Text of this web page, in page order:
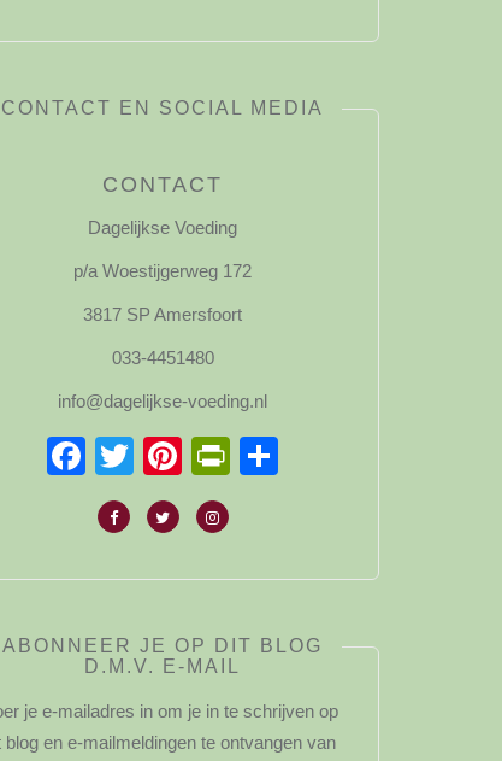
CONTACT EN SOCIAL MEDIA
CONTACT
Dagelijkse Voeding
p/a Woestijgerweg 172
3817 SP Amersfoort
033-4451480
info@dagelijkse-voeding.nl
Facebook
TwitterPinterest
PrintFriendly
ABONNEER JE OP DIT BLOG
D.M.V. E-MAIL
je e-mailadres in om je in te schrijven op
blog en e-mailmeldingen te ontvangen van